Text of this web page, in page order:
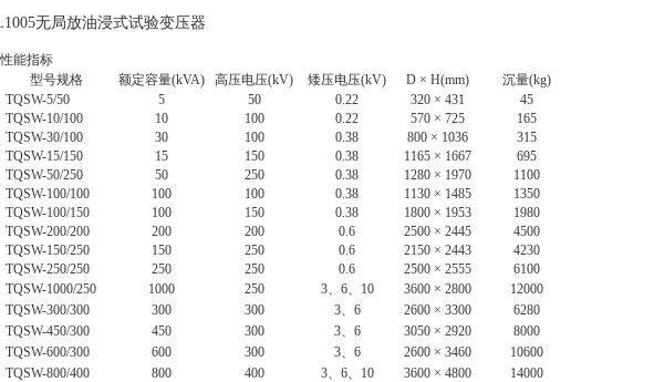
无局放油浸式试验变压器
性能指标
型号规格
额定容量(kVA) 高压电压(kV) 矮压电压(kV) D × H(mm)
沉量(kg)
5/50
5 50 0.22 320 × 431
45
10/100
10 100 0.22 570 × 725
165
30/100
30 100 0.38 800 × 1036
315
15/150
15 150 0.38 1165 × 1667
695
50/250
50 250 0.38 1280 × 1970
1100
100/100
100 100 0.38 1130 × 1485
1350
100/150
100 150 0.38 1800 × 1953
1980
200/200
200 200 0.6 2500 × 2445
4500
150/250
150 250 0.6 2150 × 2443
4230
250/250
250 250 0.6 2500 × 2555
6100
1000/250
1000 250 3、6、10 3600 × 2800
12000
300/300
300 300 3、6 2600 × 3300
6280
450/300
450 300 3、6 3050 × 2920
8000
600/300
600 300 3、6 2600 × 3460
10600
800/400
800 400 3、6、10 3600 × 4800
14000